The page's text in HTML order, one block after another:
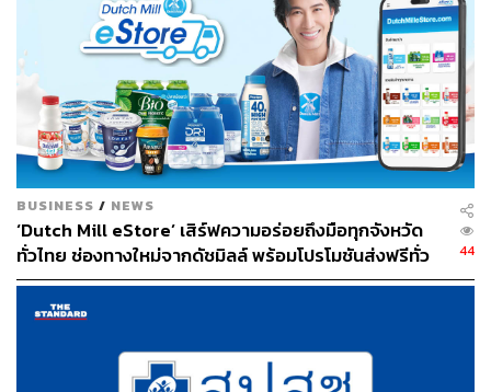
BUSINESS / NEWS
‘Dutch Mill eStore’ เสิร์ฟความอร่อยถึงมือทุกจังหวัด
ทั่วไทย ช่องทางใหม่จากดัชมิลล์ พร้อมโปรโมชันส่งฟรีทั่ว
ประเทศ ส่งไว สั่งก่อนเที่ยง ได้ของวันถัดไป ส่งสินค้าแบบ
เย็นตรงจากโรงงาน [ADVERTORIAL]
44